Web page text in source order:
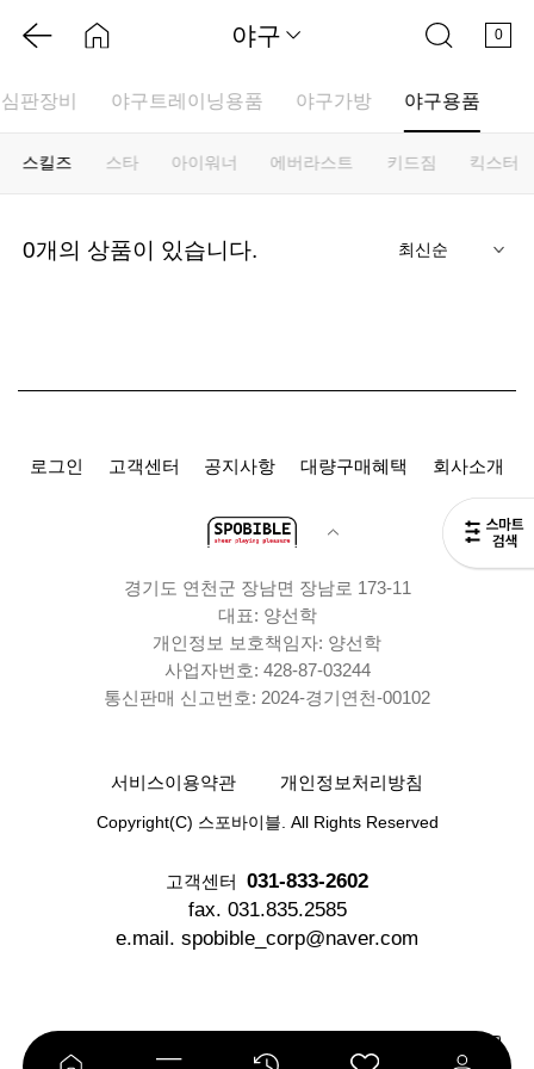
0
야구
판장비 야구트레이닝용품 야구가방 야구용품
스킬즈 스타 아이워너 에버라스트 키드짐 킥스터
0개의 상품이 있습니다.
로그인 고객센터 공지사항 대량구매혜택 회사소개
경기도 연천군 장남면 장남로 173-11
대표: 양선학
개인정보 보호책임자: 양선학
사업자번호: 428-87-03244
통신판매 신고번호: 2024-경기연천-00102
서비스이용약관 개인정보처리방침
Copyright(C) 스포바이블. All Rights Reserved
고객센터 031-833-2602
fax. 031.835.2585
e.mail. spobible_corp@naver.com